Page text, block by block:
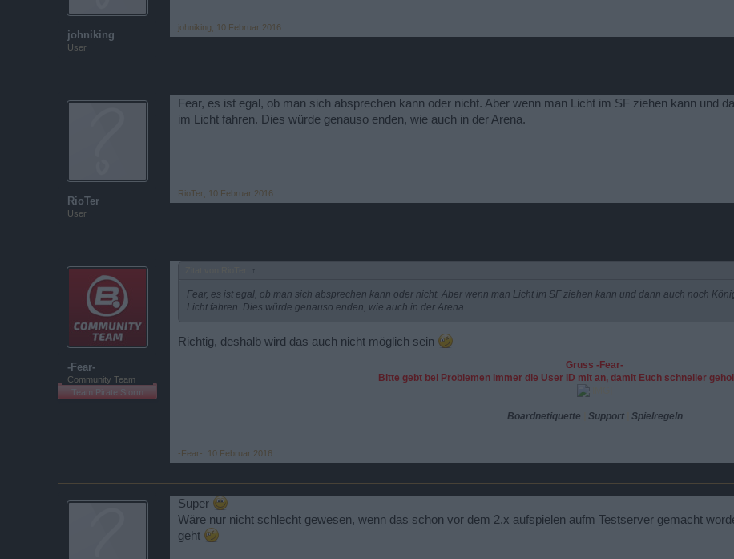
johniking
User
johniking 10 Februar 2016
RioTer
User
Fear, es ist egal, ob man sich absprechen kann oder nicht. Aber wenn man Licht im SF ziehen kann und
im Licht fahren. Dies würde genauso enden, wie auch in der Arena.
RioTer 10 Februar 2016
-Fear-
Community Team
Team Pirate Storm
↑
Fear, es ist egal, ob man sich absprechen kann oder nicht. Aber wenn man Licht im SF ziehen kann und dann auch noch
Licht fahren. Dies würde genauso enden, wie auch in der Arena.
Richtig, deshalb wird das auch nicht möglich sein
Gruss -Fear-
Bitte gebt bei Problemen immer die User ID mit an, damit Euch schneller
Boardnetiquette Support| Spielregeln
-Fear- 10 Februar 2016
Super
Wäre nur nicht schlecht gewesen, wenn das schon vor dem 2.x aufspielen aufm Testserver gemacht
geht